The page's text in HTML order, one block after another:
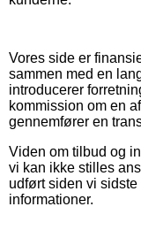
Vores side er
sammen med en
introducerer
kommission om en
gennemfører en
Viden om tilbud og
vi kan ikke stilles
udført siden vi
informationer.